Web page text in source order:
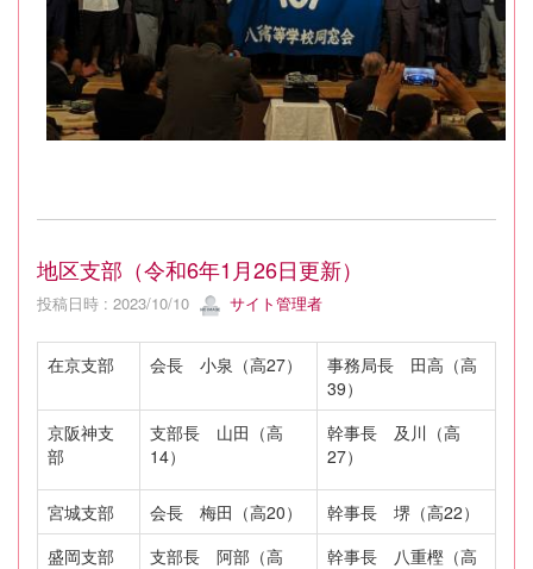
地区支部（令和6年1月26日更新）
投稿日時 : 2023/10/10 サイト管理者
在京支部 会長 小泉（高27）
事務局長 田高（高
39）
京阪神支
部
支部長 山田（高
14）
幹事長 及川（高
27）
宮城支部 会長 梅田（高20）
幹事長 堺（高22）
盛岡支部
支部長 阿部（高
幹事長 八重樫（高